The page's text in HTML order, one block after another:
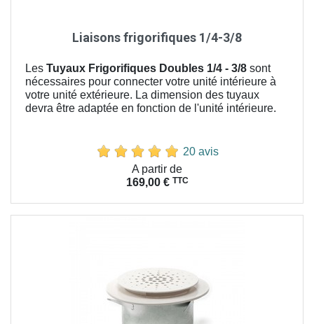
Liaisons frigorifiques 1/4-3/8
Les Tuyaux Frigorifiques Doubles 1/4 - 3/8 sont
nécessaires pour connecter votre unité intérieure à
votre unité extérieure. La dimension des tuyaux
devra être adaptée en fonction de l'unité intérieure.
20 avis
A partir de
169,00 € TTC